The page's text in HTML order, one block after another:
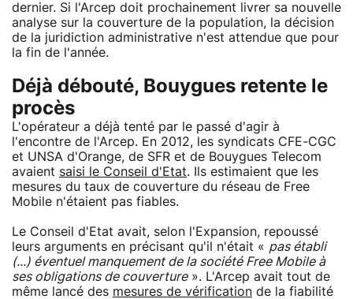
dernier. Si l'Arcep doit prochainement livrer sa nouvelle
analyse sur la couverture de la population, la décision
de la juridiction administrative n'est attendue que pour
la fin de l'année.
Déjà débouté, Bouygues retente le
procès
L'opérateur a déjà tenté par le passé d'agir à
l'encontre de l'Arcep. En 2012, les syndicats CFE-CGC
et UNSA d'Orange, de SFR et de Bouygues Telecom
avaient saisi le Conseil d'Etat. Ils estimaient que les
mesures du taux de couverture du réseau de Free
Mobile n'étaient pas fiables.
Le Conseil d'Etat avait, selon l'Expansion, repoussé
leurs arguments en précisant qu'il n'était « pas établi
(...) éventuel manquement de la société Free Mobile à
ses obligations de couverture». L'Arcep avait tout de
même lancé des mesures de vérification de la fiabilité